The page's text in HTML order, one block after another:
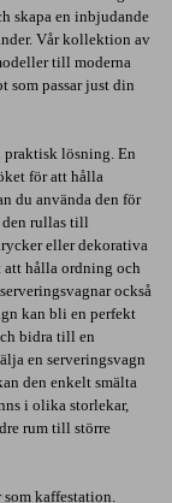
skapa en inbjudande
Vår kollektion av
till moderna
som passar just din
praktisk lösning. En
för att hålla
du använda den för
den rullas till
eller dekorativa
hålla ordning och
också
kan bli en perfekt
bidra till en
en serveringsvagn
den enkelt smälta
i olika storlekar,
rum till större
som kaffestation.